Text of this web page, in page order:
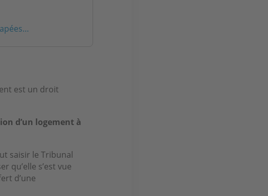
est un droit
d’un logement à
saisir le Tribunal
qu’elle s’est vue
d’une